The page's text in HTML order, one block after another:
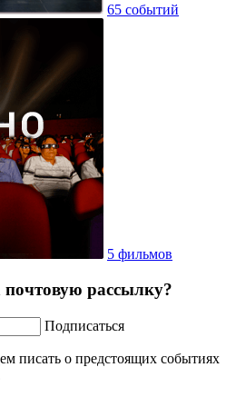
65 событий
5 фильмов
рассылку?
Подписаться
писать о предстоящих событиях